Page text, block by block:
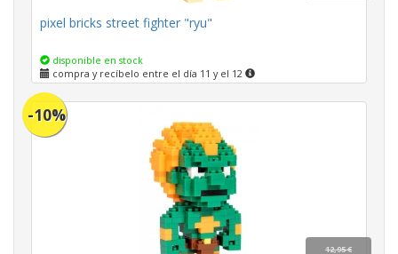
pixel bricks street fighter "ryu"
disponible en stock
compra y recíbelo entre el día 11 y el 12
-10%
12,95 €